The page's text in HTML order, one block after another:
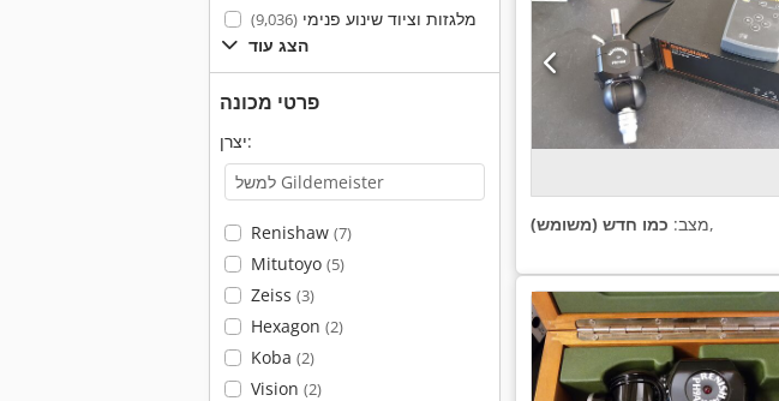
מלגזות וציוד שינוע פנימי(9,036)
הצג עוד
פרטי מכונה
יצרן:
Renishaw (7)
Mitutoyo (5)
Zeiss (3)
Hexagon (2)
Koba (2)
Vision (2)
מצב: כמו חדש (משומש) ,